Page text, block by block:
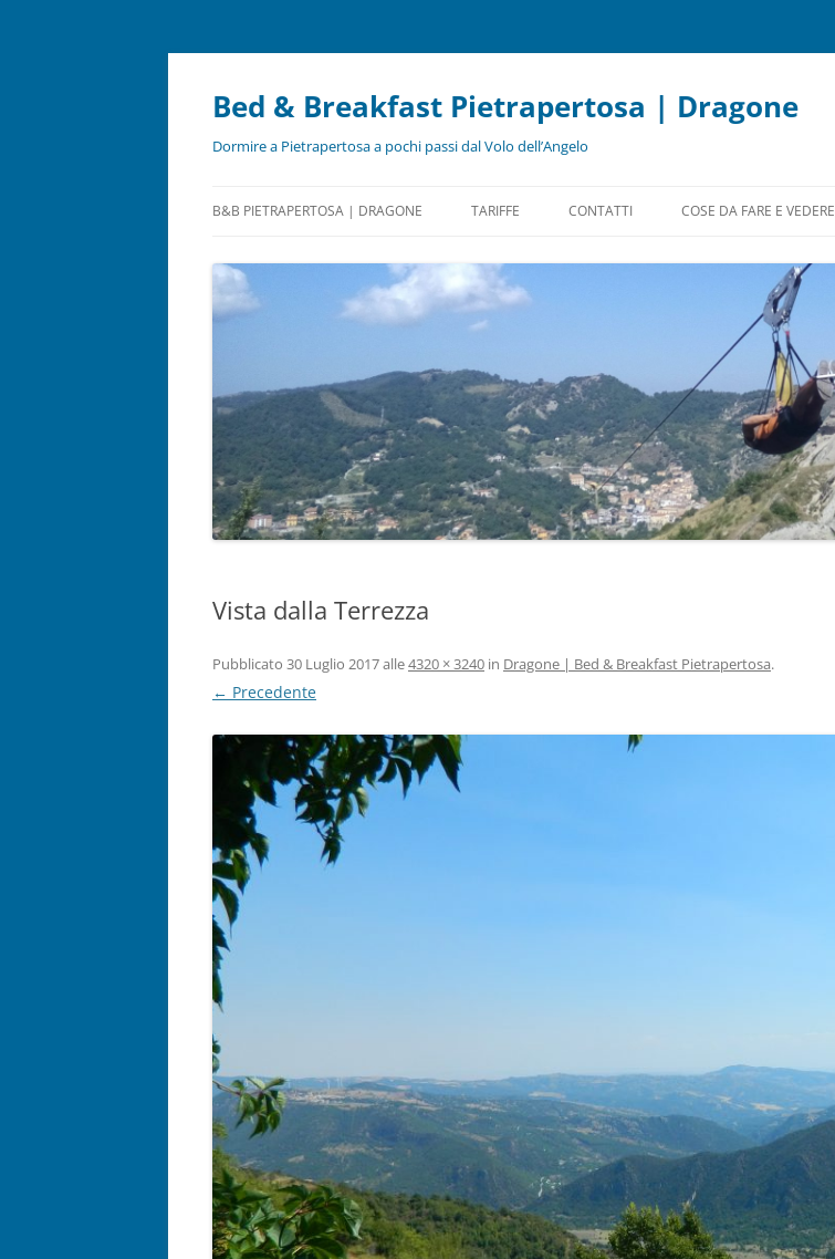
Bed & Breakfast Pietrapertosa | Dragone
Dormire a Pietrapertosa a pochi passi dal Volo dell’Angelo
al
B&B PIETRAPERTOSA | DRAGONE TARIFFE CONTATTI COSE DA FARE E VEDERE
Vista dalla Terrezza
Pubblicato 30 Luglio 2017alle4320 × 3240 in Dragone | Bed & Breakfast Pietrapertosa.
← Precedente